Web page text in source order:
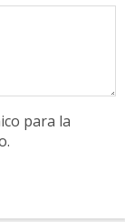
para la